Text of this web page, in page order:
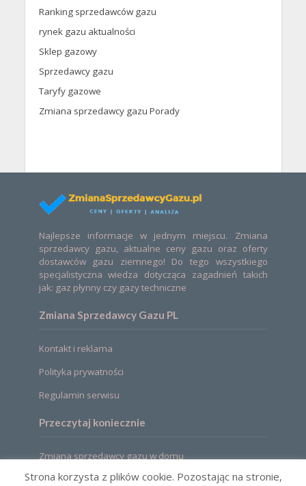
Ranking sprzedawców gazu
rynek gazu aktualności
Sklep gazowy
Sprzedawcy gazu
Taryfy gazowe
Zmiana sprzedawcy gazu Porady
Najlepsze informacje w jednym miejscu. Zmiana
sprzedawcy gazu, aktualne ceny gazu oraz oferty
dostawców gazu ziemnego! Do tego wszystkiego
specjalistyczna wiedza dotycząca zagadnień takich
jak: gaz płynny czy gazy techniczne
Zmiana Sprzedawcy Gazu PL
Kontakt i reklama
Polityka prywatności
Regulamin serwisu
Przeczytaj koniecznie
Zmiana sprzedawcy gazu w domu
Strona korzysta z plików cookie. Pozostając na stronie,